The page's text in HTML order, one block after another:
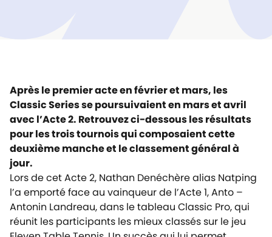
Après le premier acte en février et mars, les
Classic Series se poursuivaient en mars et avril
avec l’Acte 2. Retrouvez ci-dessous les résultats
pour les trois tournois qui composaient cette
deuxième manche et le classement général à
jour.
Lors de cet Acte 2, Nathan Denéchère alias Natping
l’a emporté face au vainqueur de l’Acte 1, Anto –
Antonin Landreau, dans le tableau Classic Pro, qui
réunit les participants les mieux classés sur le jeu